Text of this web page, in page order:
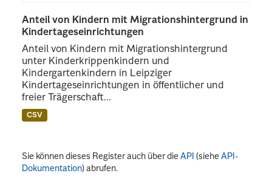
Anteil von Kindern mit Migrationshintergrund in
Kindertageseinrichtungen
Anteil von Kindern mit Migrationshintergrund
unter Kinderkrippenkindern und
Kindergartenkindern in Leipziger
Kindertageseinrichtungen in öffentlicher und
freier Trägerschaft...
CSV
Sie können dieses Register auch über dieAPI (sieheAPI-
Dokumentation) abrufen.